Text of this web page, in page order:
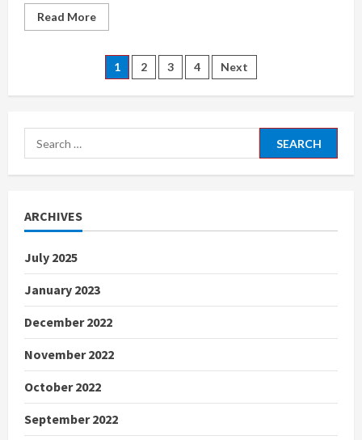
Read MoreRead
more
อาชีพ
เฉพาะ
ทาง
ฝ่าย
โจทย์
ช่าง
Posts
navigation
1 2 3 4 Next
Search
for:
ARCHIVES
July 2025
January 2023
December 2022
November 2022
October 2022
September 2022